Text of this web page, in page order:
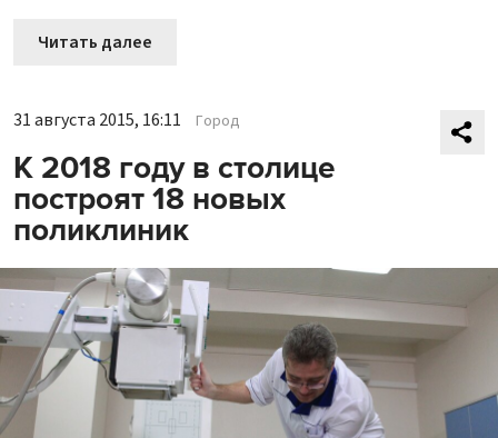
Читать далее
31 августа 2015, 16:11 Город
К 2018 году в столице
построят 18 новых
поликлиник